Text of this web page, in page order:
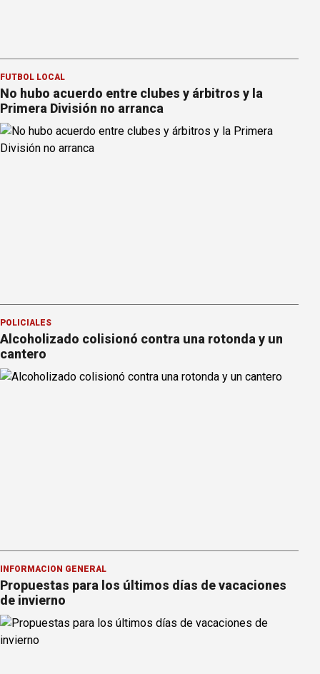
FÚTBOL LOCAL
No hubo acuerdo entre clubes y árbitros y la
Primera División no arranca
POLICIALES
Alcoholizado colisionó contra una rotonda y un
cantero
INFORMACION GENERAL
Propuestas para los últimos días de vacaciones
de invierno